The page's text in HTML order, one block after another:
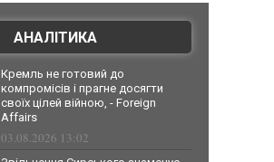
АНАЛІТИКА
Кремль не готовий до
компромісів і прагне досягти
своїх цілей війною, - Foreign
Affairs
03.08.2026 13:02